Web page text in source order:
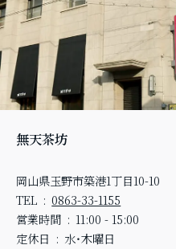
無天茶坊
岡山県玉野市築港1丁目10-10
TEL
0863-33-1155
営業時間
11:00 - 15:00
定休日
水・木曜日